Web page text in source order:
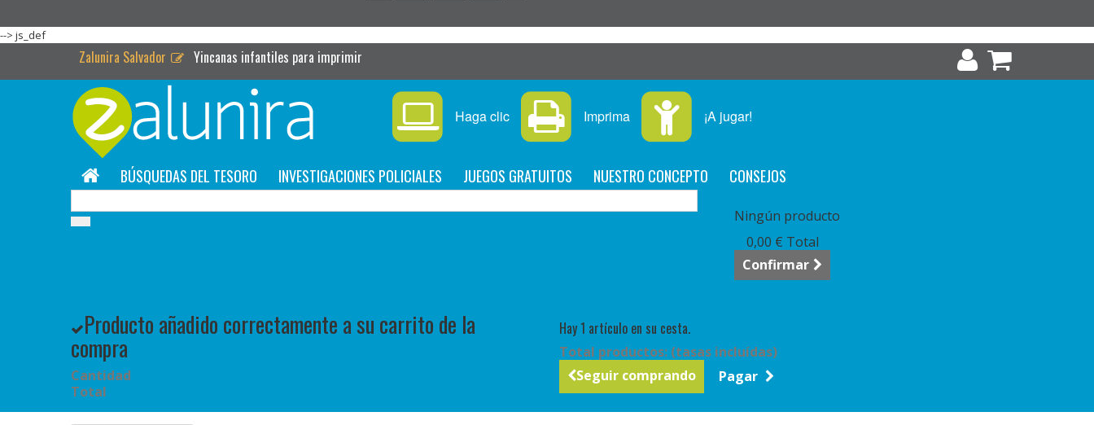
--> js_def
Zalunira Salvador Yincanas infantiles para imprimir
Haga clic Imprima ¡A jugar!
BÚSQUEDAS DEL TESORO INVESTIGACIONES POLICIALES JUEGOS GRATUITOS NUESTRO CONCEPTO CONSEJOS
Ningún producto
0,00 € Total
Confirmar
Producto añadido correctamente a su carrito de la
compra
Cantidad
Total
Hay 1 artículo en su cesta.
Total productos: (tasas incluídas)
Seguir comprando
Pagar